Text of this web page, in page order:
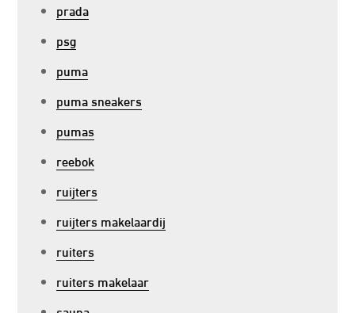
prada
psg
puma
puma sneakers
pumas
reebok
ruijters
ruijters makelaardij
ruiters
ruiters makelaar